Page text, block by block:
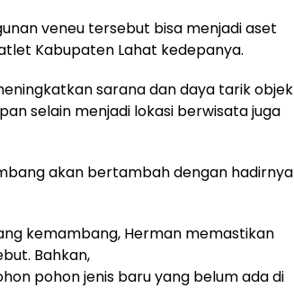
veneu tersebut bisa menjadi aset
Kabupaten Lahat kedepanya.
sarana dan daya tarik objek
selain menjadi lokasi berwisata juga
akan bertambah dengan hadirnya
kemambang, Herman memastikan
Bahkan,
pohon jenis baru yang belum ada di